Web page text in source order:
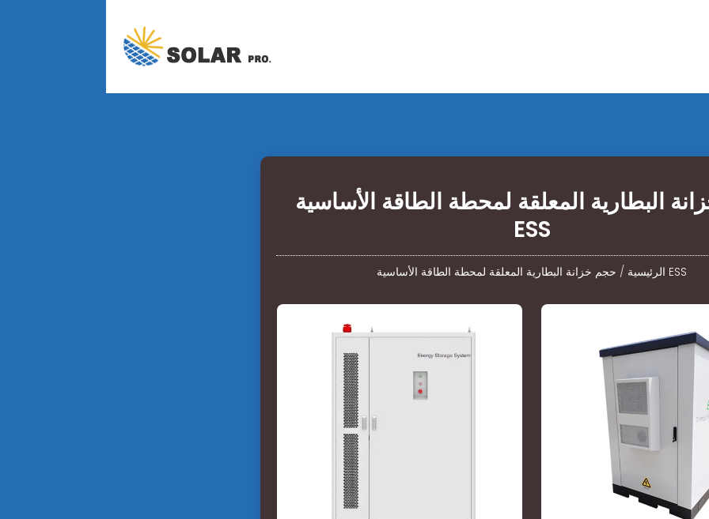
البطارية المعلقة لمحطة الطاقة الأساسية
ESS
الرئيسية / حجم خزانة البطارية المعلقة لمحطة الطاقة الأساسية ESS